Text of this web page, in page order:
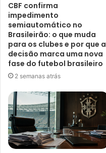
CBF confirma
impedimento
semiautomático no
Brasileirão: o que muda
para os clubes e por que a
decisão marca uma nova
fase do futebol brasileiro
2 semanas atrás